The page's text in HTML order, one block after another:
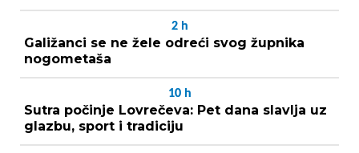
2 h
Galižanci se ne žele odreći svog župnika
nogometaša
10 h
Sutra počinje Lovrečeva: Pet dana slavlja uz
glazbu, sport i tradiciju